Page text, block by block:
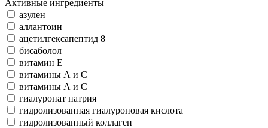
Активные ингредиенты
азулен
аллантоин
ацетилгексапептид 8
бисаболол
витамин Е
витамины А и С
витамины А и С
гиалуронат натрия
гидролизованная гиалуроновая кислота
гидролизованный коллаген